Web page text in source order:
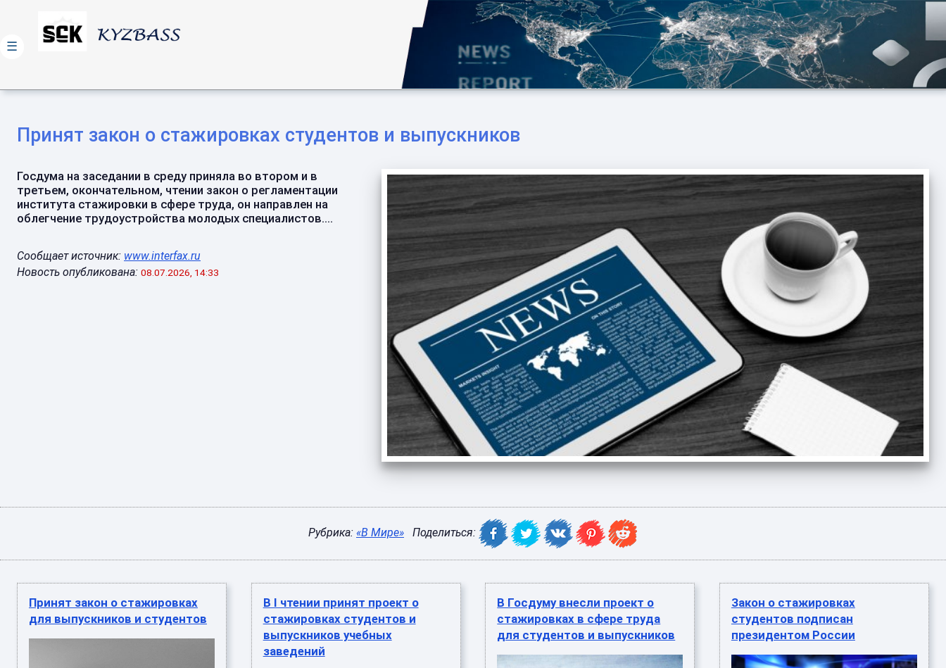
Принят закон о стажировках студентов и выпускников
Госдума на заседании в среду приняла во втором и в
третьем, окончательном, чтении закон о регламентации
института стажировки в сфере труда, он направлен на
облегчение трудоустройства молодых специалистов....
Сообщает источник: www.interfax.ru
Новость опубликована: 08.07.2026, 14:33
Рубрика: «В Мире» Поделиться:
Принят закон о стажировках
для выпускников и студентов
В I чтении принят проект о
стажировках студентов и
выпускников учебных
заведений
В Госдуму внесли проект о
стажировках в сфере труда
для студентов и выпускников
Закон о стажировках
студентов подписан
президентом России
☰